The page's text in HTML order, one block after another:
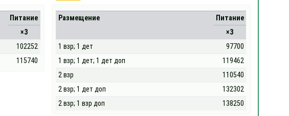
Питание
×3
102252
115740
Размещение
Питание
×3
1 взр; 1 дет
97700
1 взр; 1 дет; 1 дет доп
119462
2 взр
110540
2 взр; 1 дет доп
132302
2 взр; 1 взр доп
138250